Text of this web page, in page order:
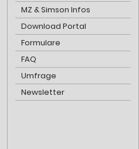
MZ & Simson Infos
Download Portal
Formulare
FAQ
Umfrage
Newsletter